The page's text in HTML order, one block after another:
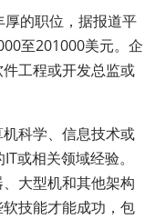
的职位，据报道平
至201000美元。企
工程或开发总监或
科学、信息技术或
或相关领域经验。
大型机和其他架构
技能才能成功，包